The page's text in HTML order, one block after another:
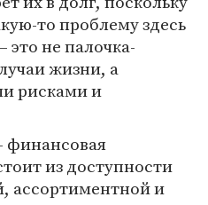
то проблему здесь
это не палочка-
жизни, а
рисками и
финансовая
из доступности
ассортиментной и